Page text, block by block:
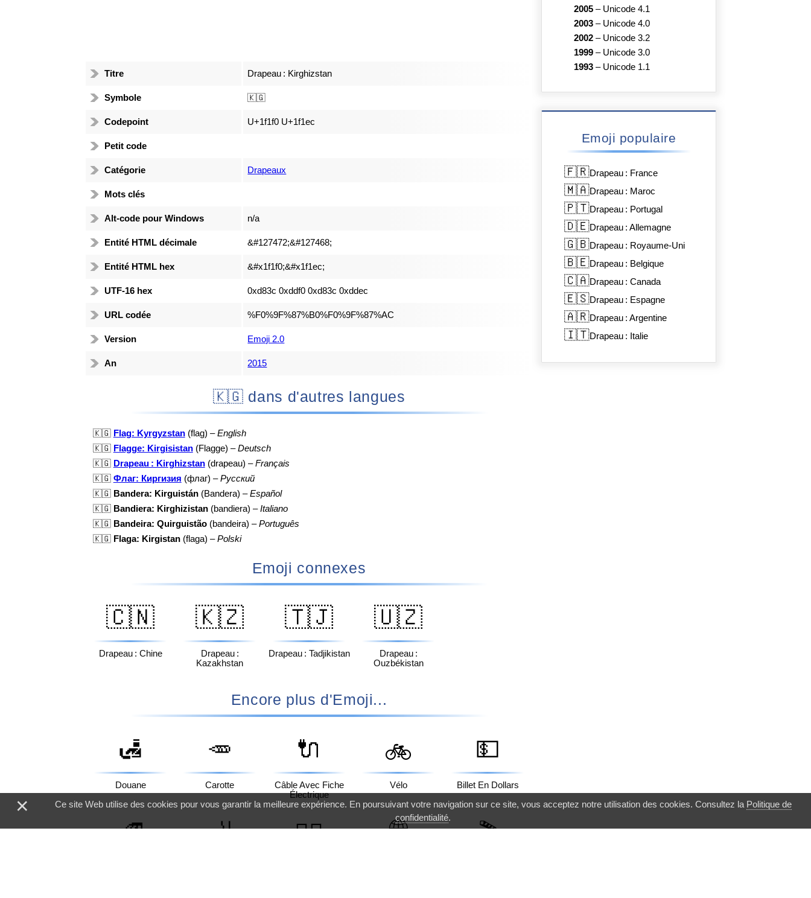
Titre Drapeau : Kirghizstan
Symbole 🇰🇬
Codepoint U+1f1f0 U+1f1ec
Petit code
Catégorie Drapeaux
Mots clés
Alt-code pour Windows n/a
Entité HTML décimale &#127472;&#127468;
Entité HTML hex &#x1f1f0;&#x1f1ec;
UTF-16 hex 0xd83c 0xddf0 0xd83c 0xddec
URL codée %F0%9F%87%B0%F0%9F%87%AC
Version Emoji 2.0
An 2015
🇰🇬 dans d'autres langues
🇰🇬 Flag: Kyrgyzstan(flag) –English
🇰🇬 Flagge: Kirgisistan(Flagge) –Deutsch
🇰🇬 Drapeau : Kirghizstan(drapeau) –Français
🇰🇬 Флаг: Киргизия (флаг) –Русский
🇰🇬 Bandera: Kirguistán(Bandera) –Español
🇰🇬 Bandiera: Kirghizistan(bandiera) –Italiano
🇰🇬 Bandeira: Quirguistão(bandeira) –Português
🇰🇬 Flaga: Kirgistan(flaga) –Polski
Emoji connexes
🇨🇳
Drapeau : Chine
🇰🇿
Drapeau :
Kazakhstan
🇹🇯
Drapeau : Tadjikistan
🇺🇿
Drapeau :
Ouzbékistan
Encore plus d'Emoji...
🛃
Douane
🥕
Carotte
🔌
Câble Avec Fiche
Électrique
🚲
Vélo
💵
Billet En Dollars
🚅 🦶 👩‍✈️ 🌐 🎬
2005 – Unicode 4.1
2003 – Unicode 4.0
2002 – Unicode 3.2
1999 – Unicode 3.0
1993 – Unicode 1.1
Emoji populaire
🇫🇷Drapeau : France
🇲🇦Drapeau : Maroc
🇵🇹Drapeau : Portugal
🇩🇪Drapeau : Allemagne
🇬🇧Drapeau : Royaume-Uni
🇧🇪Drapeau : Belgique
🇨🇦Drapeau : Canada
🇪🇸Drapeau : Espagne
🇦🇷Drapeau : Argentine
🇮🇹Drapeau : Italie
× Ce site Web utilise des cookies pour vous garantir la meilleure expérience. En poursuivant votre navigation sur ce site, vous acceptez notre utilisation des cookies. Consultez la Politique de
confidentialité.